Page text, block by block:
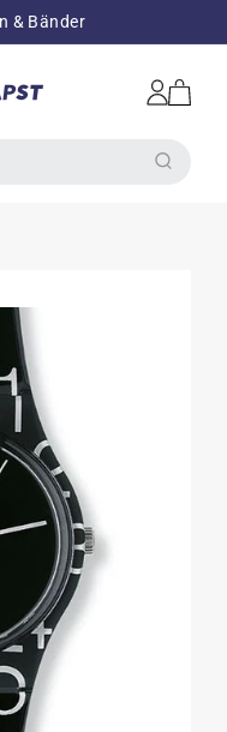
& Bänder
Einloggen
Warenkorb